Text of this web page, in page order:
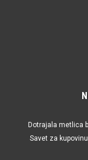
Dotrajala metlica
Savet za